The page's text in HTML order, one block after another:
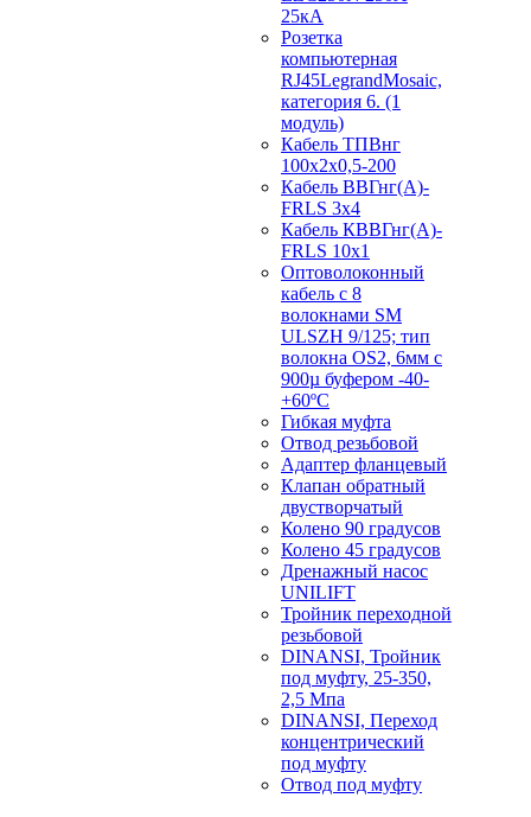
25кА
Розетка
компьютерная
RJ45LegrandMosaic,
категория 6. (1
модуль)
Кабель ТПВнг
100х2х0,5-200
Кабель ВВГнг(А)-
FRLS 3х4
Кабель КВВГнг(А)-
FRLS 10х1
Оптоволоконный
кабель с 8
волокнами SM
ULSZH 9/125; тип
волокна OS2, 6мм с
900µ буфером -40-
+60ºC
Гибкая муфта
Отвод резьбовой
Адаптер фланцевый
Клапан обратный
двустворчатый
Колено 90 градусов
Колено 45 градусов
Дренажный насос
UNILIFT
Тройник переходной
резьбовой
DINANSI, Тройник
под муфту, 25-350,
2,5 Мпа
DINANSI, Переход
концентрический
под муфту
Отвод под муфту